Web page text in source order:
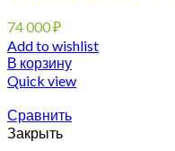
74 000₽
Add to wishlist
В корзину
Quick view
Сравнить
Закрыть